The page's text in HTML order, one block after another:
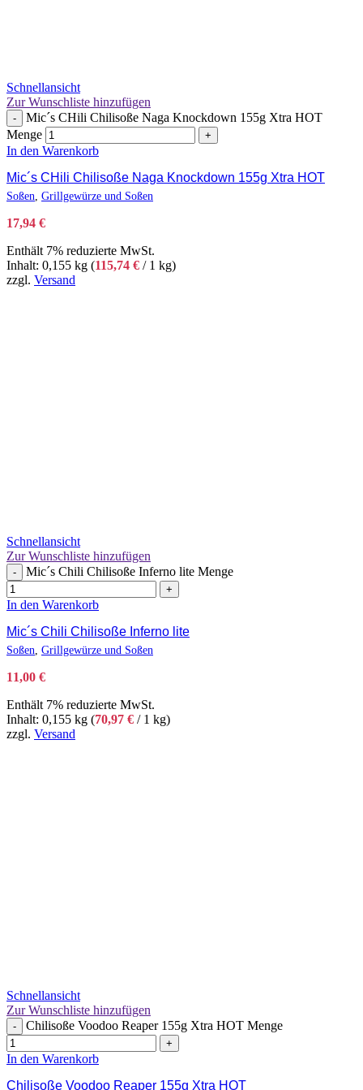
Schnellansicht
Zur Wunschliste hinzufügen
-
Mic´s CHili Chilisoße Naga Knockdown 155g Xtra HOT
Menge
+
In den Warenkorb
Mic´s CHili Chilisoße Naga Knockdown 155g Xtra HOT
Soßen Grillgewürze und Soßen
17,94 €
Enthält 7% reduzierte MwSt.
Inhalt: 0,155 kg (115,74 € / 1 kg)
zzgl. Versand
Schnellansicht
Zur Wunschliste hinzufügen
- Mic´s Chili Chilisoße Inferno lite Menge
+
In den Warenkorb
Mic´s Chili Chilisoße Inferno lite
Soßen Grillgewürze und Soßen
11,00 €
Enthält 7% reduzierte MwSt.
Inhalt: 0,155 kg (70,97 € / 1 kg)
zzgl. Versand
Schnellansicht
Zur Wunschliste hinzufügen
- Chilisoße Voodoo Reaper 155g Xtra HOT Menge
+
In den Warenkorb
Chilisoße Voodoo Reaper 155g Xtra HOT